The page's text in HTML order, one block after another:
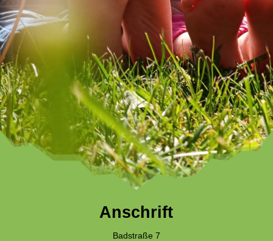
Anschrift
Badstraße 7